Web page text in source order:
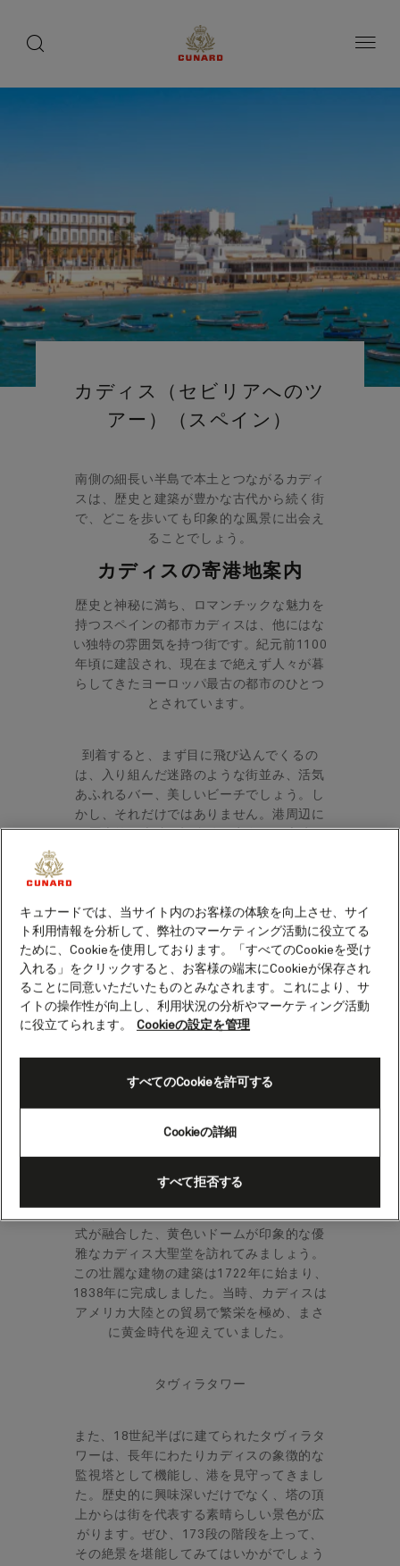
へ
カディス（セビリアへのツ
アー）（スペイン）
南側の細長い半島で本土とつながるカディ
スは、歴史と建築が豊かな古代から続く街
で、どこを歩いても印象的な風景に出会え
ることでしょう。
カディスの寄港地案内
歴史と神秘に満ち、ロマンチックな魅力を
持つスペインの都市カディスは、他にはな
い独特の雰囲気を持つ街です。紀元前1100
年頃に建設され、現在まで絶えず人々が暮
らしてきたヨーロッパ最古の都市のひとつ
とされています。
到着すると、まず目に飛び込んでくるの
は、入り組んだ迷路のような街並み、活気
あふれるバー、美しいビーチでしょう。し
かし、それだけではありません。港周辺に
は歴史的な史跡や記念碑が点在し、素晴ら
カディスの人気観光スポット
数々の激動の時代と繁栄を経てきたカディ
スは、豊かで多様性に富んだ歴史を持って
います。長い年月の中で、スペインでも指
ら、この魅力あふれる街の歴史に触れてみ
ましょう。
式が融合した、黄色いドームが印象的な優
雅なカディス大聖堂を訪れてみましょう。
この壮麗な建物の建築は1722年に始まり、
1838年に完成しました。当時、カディスは
アメリカ大陸との貿易で繁栄を極め、まさ
に黄金時代を迎えていました。
タヴィラタワー
また、18世紀半ばに建てられたタヴィラタ
ワーは、長年にわたりカディスの象徴的な
監視塔として機能し、港を見守ってきまし
た。 歴史的に興味深いだけでなく、塔の頂
上からは街を代表する素晴らしい景色が広
がります。ぜひ、173段の階段を上って、
その絶景を堪能してみてはいかがでしょう
キュナードでは、当サイト内のお客様の体験を向上させ、サイ
ト利用情報を分析して、弊社のマーケティング活動に役立てる
ために、Cookieを使用しております。「すべてのCookieを受け
入れる」をクリックすると、お客様の端末にCookieが保存され
ることに同意いただいたものとみなされます。これにより、サ
イトの操作性が向上し、利用状況の分析やマーケティング活動
に役立てられます。
Cookieの設定を管理
Cookieの詳細
すべて拒否する
すべてのCookieを許可する